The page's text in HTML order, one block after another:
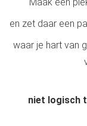
en zet daar een
waar je hart van
niet logisch